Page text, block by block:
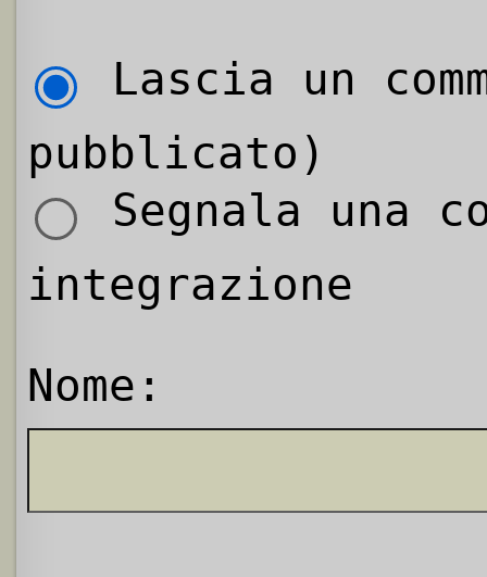
Lascia un
pubblicato)
Segnala una
integrazione
Nome: